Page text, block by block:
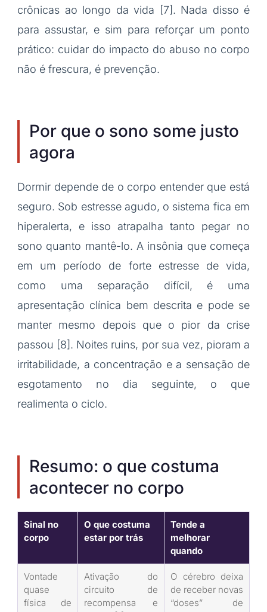
crônicas ao longo da vida [7]. Nada disso é
para assustar, e sim para reforçar um ponto
prático: cuidar do impacto do abuso no corpo
não é frescura, é prevenção.
Por que o sono some justo
agora
Dormir depende de o corpo entender que está
seguro. Sob estresse agudo, o sistema fica em
hiperalerta, e isso atrapalha tanto pegar no
sono quanto mantê-lo. A insônia que começa
em um período de forte estresse de vida,
como uma separação difícil, é uma
apresentação clínica bem descrita e pode se
manter mesmo depois que o pior da crise
passou [8]. Noites ruins, por sua vez, pioram a
irritabilidade, a concentração e a sensação de
esgotamento no dia seguinte, o que
realimenta o ciclo.
Resumo: o que costuma
acontecer no corpo
Sinal no
corpo
O que costuma
estar por trás
Tende a
melhorar
quando
Vontade
quase
física de
Ativação do
circuito de
recompensa e
O cérebro deixa
de receber novas
“doses” de